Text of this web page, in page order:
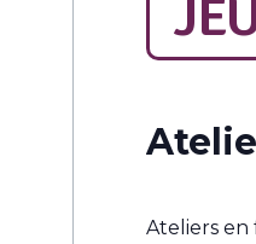
Ateliers en